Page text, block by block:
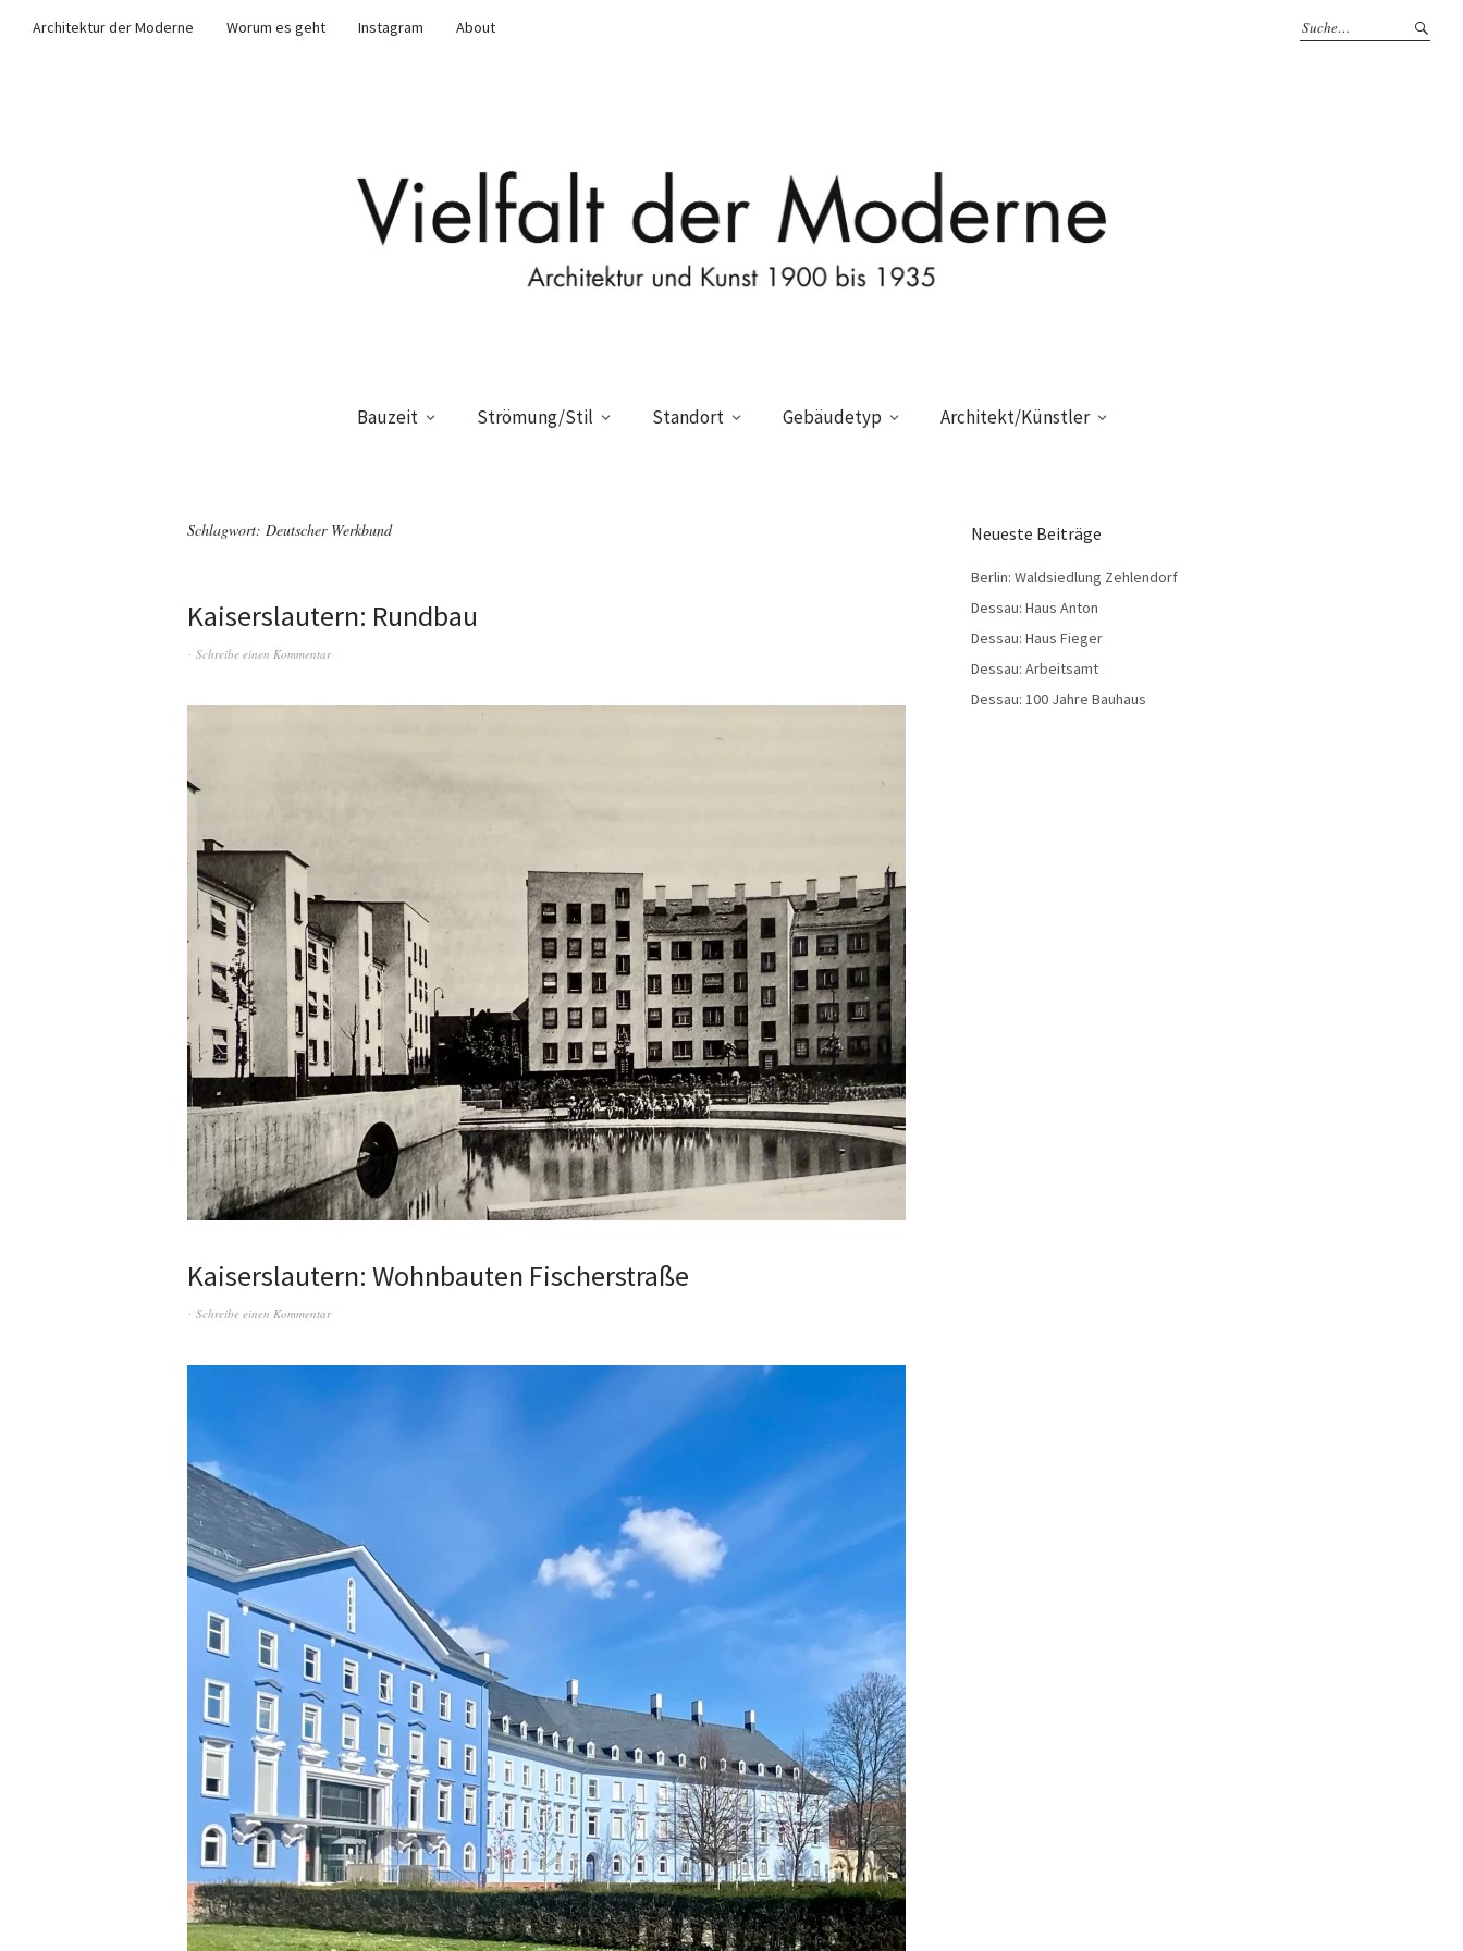
Architektur der Moderne Worum es geht Instagram About
Bauzeit Strömung/Stil Standort Gebäudetyp Architekt/Künstler
Schlagwort: Deutscher Werkbund
Kaiserslautern: Rundbau
Schreibe einen Kommentar
Kaiserslautern: Wohnbauten Fischerstraße
Schreibe einen Kommentar
Neueste Beiträge
Berlin: Waldsiedlung Zehlendorf
Dessau: Haus Anton
Dessau: Haus Fieger
Dessau: Arbeitsamt
Dessau: 100 Jahre Bauhaus